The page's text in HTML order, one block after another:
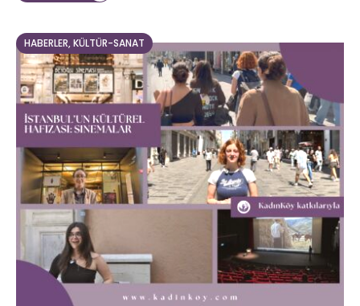
HABERLER,KÜLTÜR-SANAT